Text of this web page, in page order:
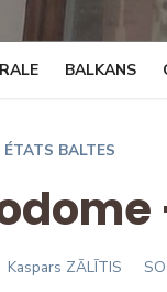
BALKANS
ÉTATS BALTES
Author
Kaspars ZĀLĪTIS